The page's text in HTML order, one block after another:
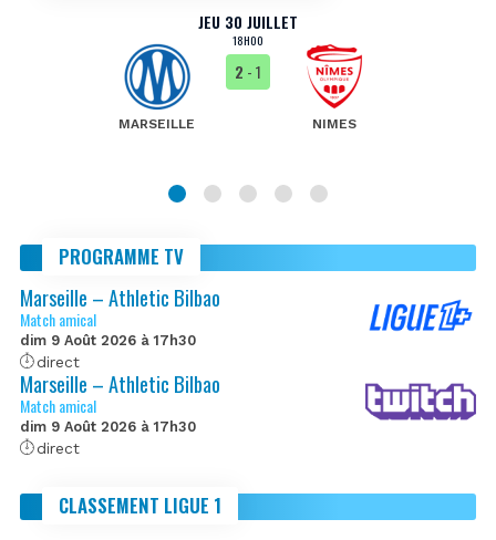
JEU 30 JUILLET
18H00
MARSEILLE
2 - 1
NIMES
PROGRAMME TV
Marseille – Athletic Bilbao
Match amical
dim 9 Août 2026 à 17h30
direct
Marseille – Athletic Bilbao
Match amical
dim 9 Août 2026 à 17h30
direct
CLASSEMENT LIGUE 1